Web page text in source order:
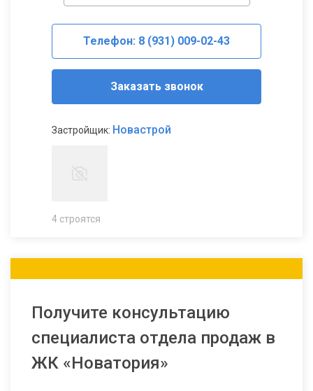
Телефон: 8 (931) 009-02-43
Заказать звонок
Застройщик: Новастрой
4 строятся
Получите консультацию
специалиста отдела продаж в
ЖК «Новатория»